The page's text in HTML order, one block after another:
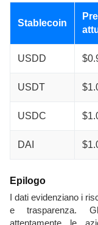
Stablecoin
USDD
USDT
USDC
DAI
Epilogo
I dati evidenziano i
e trasparenza.
attentamente le